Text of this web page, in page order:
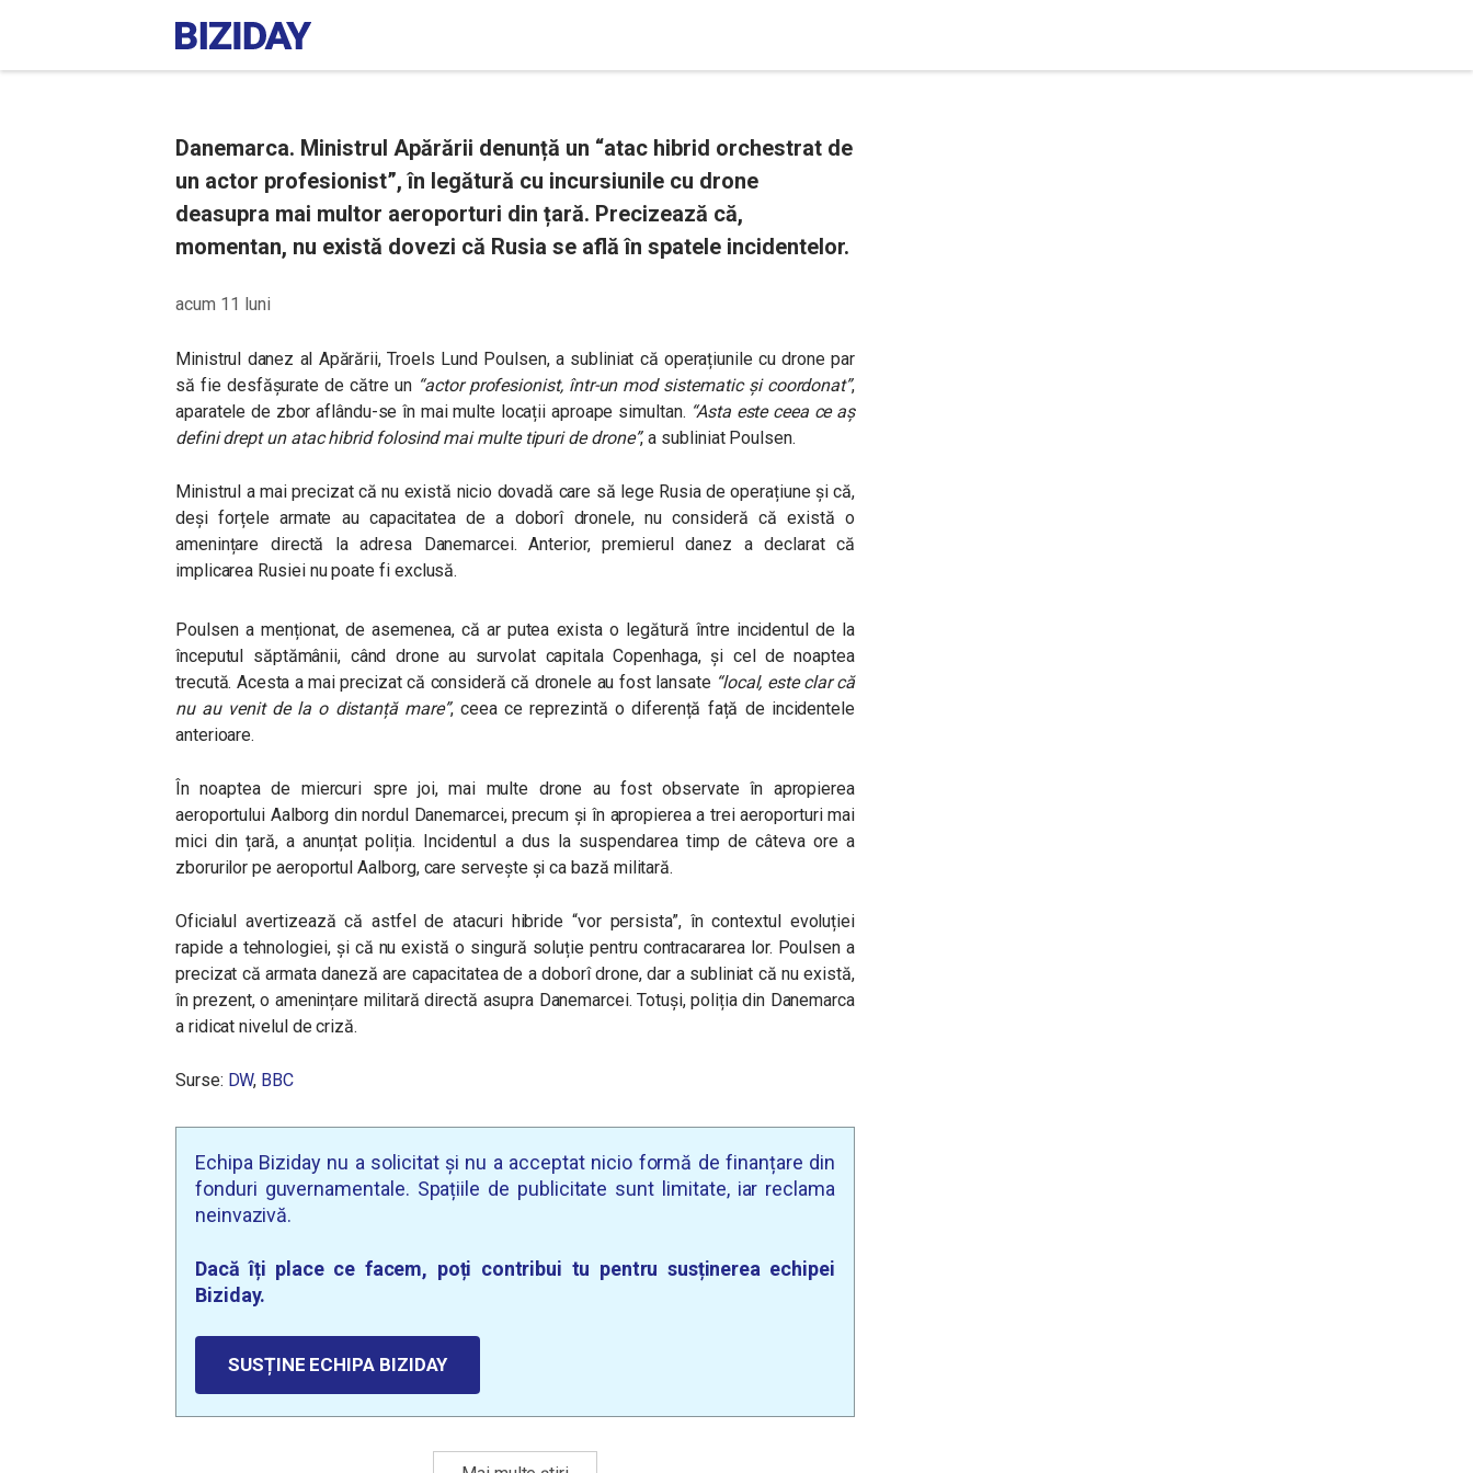
Danemarca. Ministrul Apărării denunță un “atac hibrid orchestrat de
un actor profesionist”, în legătură cu incursiunile cu drone
deasupra mai multor aeroporturi din țară. Precizează că,
momentan, nu există dovezi că Rusia se află în spatele incidentelor.
acum 11 luni
Ministrul danez al Apărării, Troels Lund Poulsen, a subliniat că operațiunile cu drone par
să fie desfășurate de către un “actor profesionist, într-un mod sistematic și coordonat”,
aparatele de zbor aflându-se în mai multe locații aproape simultan. “Asta este ceea ce aș
defini drept un atac hibrid folosind mai multe tipuri de drone”, a subliniat Poulsen.
Ministrul a mai precizat că nu există nicio dovadă care să lege Rusia de operațiune și că,
deși forțele armate au capacitatea de a doborî dronele, nu consideră că există o
amenințare directă la adresa Danemarcei. Anterior, premierul danez a declarat că
implicarea Rusiei nu poate fi exclusă.
Poulsen a menționat, de asemenea, că ar putea exista o legătură între incidentul de la
începutul săptămânii, când drone au survolat capitala Copenhaga, și cel de noaptea
trecută. Acesta a mai precizat că consideră că dronele au fost lansate “local, este clar că
nu au venit de la o distanță mare”,ceea ce reprezintă o diferență față de incidentele
anterioare.
În noaptea de miercuri spre joi, mai multe drone au fost observate în apropierea
aeroportului Aalborg din nordul Danemarcei, precum și în apropierea a trei aeroporturi mai
mici din țară, a anunțat poliția. Incidentul a dus la suspendarea timp de câteva ore a
zborurilor pe aeroportul Aalborg, care servește și ca bază militară.
Oficialul avertizează că astfel de atacuri hibride “vor persista”, în contextul evoluției
rapide a tehnologiei, și că nu există o singură soluție pentru contracararea lor. Poulsen a
precizat că armata daneză are capacitatea de a doborî drone, dar a subliniat că nu există,
în prezent, o amenințare militară directă asupra Danemarcei. Totuși, poliția din Danemarca
a ridicat nivelul de criză.
Surse: DW, BBC
Echipa Biziday nu a solicitat și nu a acceptat nicio formă de finanțare din
fonduri guvernamentale. Spațiile de publicitate sunt limitate, iar reclama
neinvazivă.
Dacă îți place ce facem, poți contribui tu pentru susținerea echipei
Biziday.
SUSȚINE ECHIPA BIZIDAY